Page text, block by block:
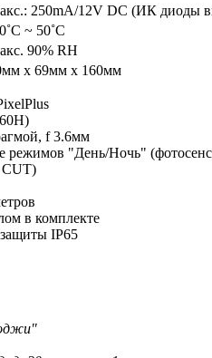
250mA/12V DC (ИК диоды
~ 50˚C
90% RH
x 69мм х 160мм
f 3.6мм
режимов "День/Ночь"
в комплекте
IP65